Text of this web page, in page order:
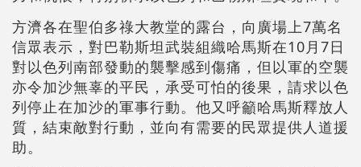
方濟各在聖伯多祿大教堂的露台，向廣場上7萬名
信眾表示，對巴勒斯坦武裝組織哈馬斯在10月7日
對以色列南部發動的襲擊感到傷痛，但以軍的空襲
亦令加沙無辜的平民，承受可怕的後果，請求以色
列停止在加沙的軍事行動。他又呼籲哈馬斯釋放人
質，結束敵對行動，並向有需要的民眾提供人道援
助。